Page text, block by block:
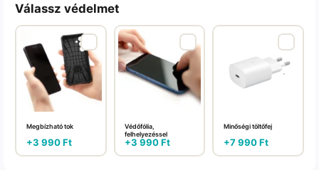
Válassz védelmet
Megbízható tok
+3 990Ft
Védőfólia,
felhelyezéssel
+3 990Ft
Minőségi töltőfej
+7 990Ft